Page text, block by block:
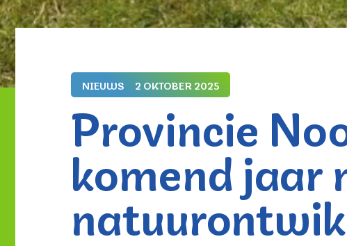
NIEUWS 2 OKTOBER 2025
Provincie
komend jaar